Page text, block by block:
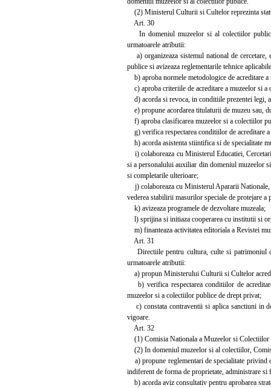
(2) Ministerul Culturii si Cultelor reprezinta
Art. 30
In domeniul muzeelor si al colectiilor
urmatoarele atributii:
a) organizeaza sistemul national de cercetare,
publice si avizeaza reglementarile tehnice
b) aproba normele metodologice de acreditare
c) aproba criteriile de acreditare a muzeelor si a
d) acorda si revoca, in conditiile prezentei legi,
e) propune acordarea titulaturii de muzeu sau,
f) aproba clasificarea muzeelor si a colectiilor
g) verifica respectarea conditiilor de acreditare
h) acorda asistenta stiintifica si de specialitate
i) colaboreaza cu Ministerul Educatiei,
si a personalului auxiliar din domeniul muzeelor
si completarile ulterioare;
j) colaboreaza cu Ministerul Apararii
vederea stabilirii masurilor speciale de protejare
k) avizeaza programele de dezvoltare muzeala;
l) sprijina si initiaza cooperarea cu institutii si
m) finanteaza activitatea editoriala a Revistei
Art. 31
Directiile pentru cultura, culte si patrimoniul
urmatoarele atributii:
a) propun Ministerului Culturii si Cultelor
b) verifica respectarea conditiilor de
muzeelor si a colectiilor publice de drept privat;
c) constata contraventii si aplica sanctiuni in
vigoare.
Art. 32
(1) Comisia Nationala a Muzeelor si
(2) In domeniul muzeelor si al colectiilor,
a) propune reglementari de specialitate privind
indiferent de forma de proprietate, administrare si
b) acorda aviz consultativ pentru aprobarea